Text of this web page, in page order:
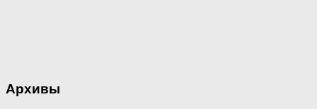
Архивы